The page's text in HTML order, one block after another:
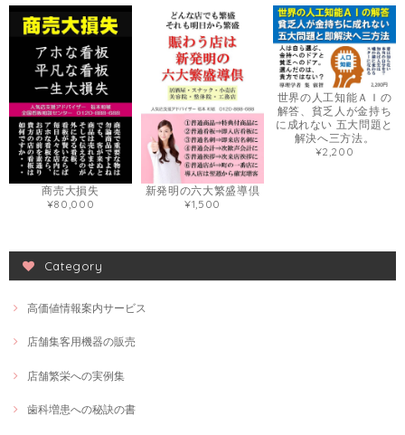
商売大損失
¥80,000
新発明の六大繁盛導倶
¥1,500
世界の人工知能ＡＩの
解答、貧乏人が金持ち
に成れない 五大問題と
解決へ三方法。
¥2,200
Category
高価値情報案内サービス
店舗集客用機器の販売
店舗繁栄への実例集
歯科増患への秘訣の書